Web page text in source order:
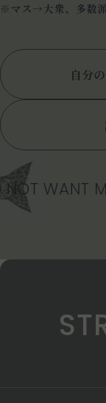
※マス→大衆、多数
自分
WANT
ST